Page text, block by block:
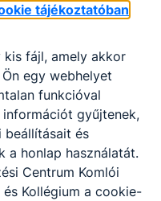
tájékoztatóban
fájl, amely akkor
egy webhelyet
funkcióval
gyűjtenek,
beállításait és
a honlap használatát.
Centrum Komlói
Kollégium a cookie-